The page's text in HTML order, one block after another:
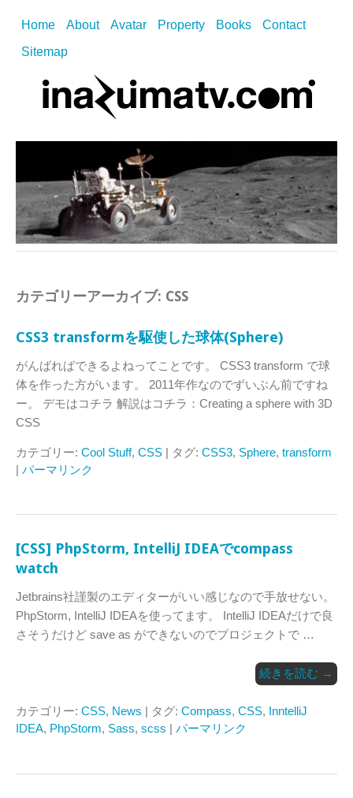
Home About Avatar Property Books
Contact
Sitemap
カテゴリーアーカイブ: CSS
CSS3 transformを駆使した球体(Sphere)
がんばればできるよねってことです。 CSS3 transform で球
体を作った方がいます。 2011年作なのでずいぶん前ですね
ー。 デモはコチラ 解説はコチラ：Creating a sphere with 3D
CSS
カテゴリー: Cool Stuff, CSS | タグ: CSS3, Sphere, transform
| パーマリンク
[CSS] PhpStorm, IntelliJ IDEAでcompass
watch
Jetbrains社謹製のエディターがいい感じなので手放せない。
PhpStorm, IntelliJ IDEAを使ってます。 IntelliJ IDEAだけで良
さそうだけど save as ができないのでプロジェクトで …
続きを読む →
カテゴリー: CSS, News | タグ: Compass, CSS, InntelliJ
IDEA, PhpStorm, Sass, scss | パーマリンク